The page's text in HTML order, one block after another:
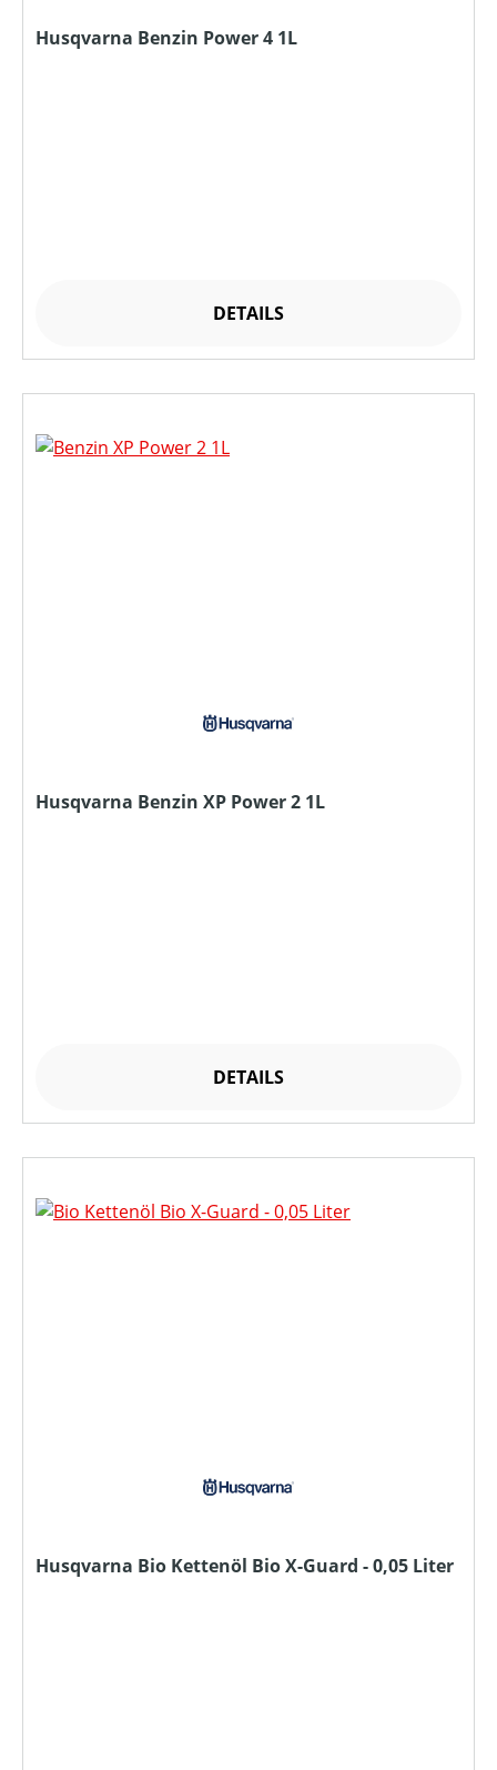
Husqvarna Benzin Power 4 1L
DETAILS
Husqvarna Benzin XP Power 2 1L
DETAILS
Husqvarna Bio Kettenöl Bio X-Guard - 0,05 Liter